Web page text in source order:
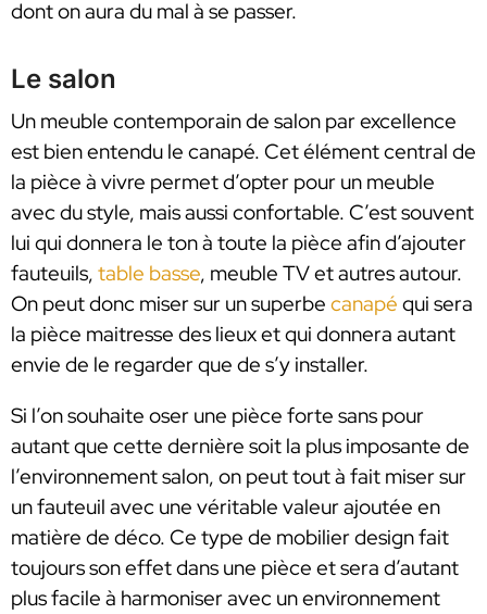
dont on aura du mal à se passer.
Le salon
Un meuble contemporain de salon par excellence
est bien entendu le canapé. Cet élément central de
la pièce à vivre permet d’opter pour un meuble
avec du style, mais aussi confortable. C’est souvent
lui qui donnera le ton à toute la pièce afin d’ajouter
fauteuils, table basse, meuble TV et autres autour.
On peut donc miser sur un superbe canapé qui sera
la pièce maitresse des lieux et qui donnera autant
envie de le regarder que de s’y installer.
Si l’on souhaite oser une pièce forte sans pour
autant que cette dernière soit la plus imposante de
l’environnement salon, on peut tout à fait miser sur
un fauteuil avec une véritable valeur ajoutée en
matière de déco. Ce type de mobilier design fait
toujours son effet dans une pièce et sera d’autant
plus facile à harmoniser avec un environnement